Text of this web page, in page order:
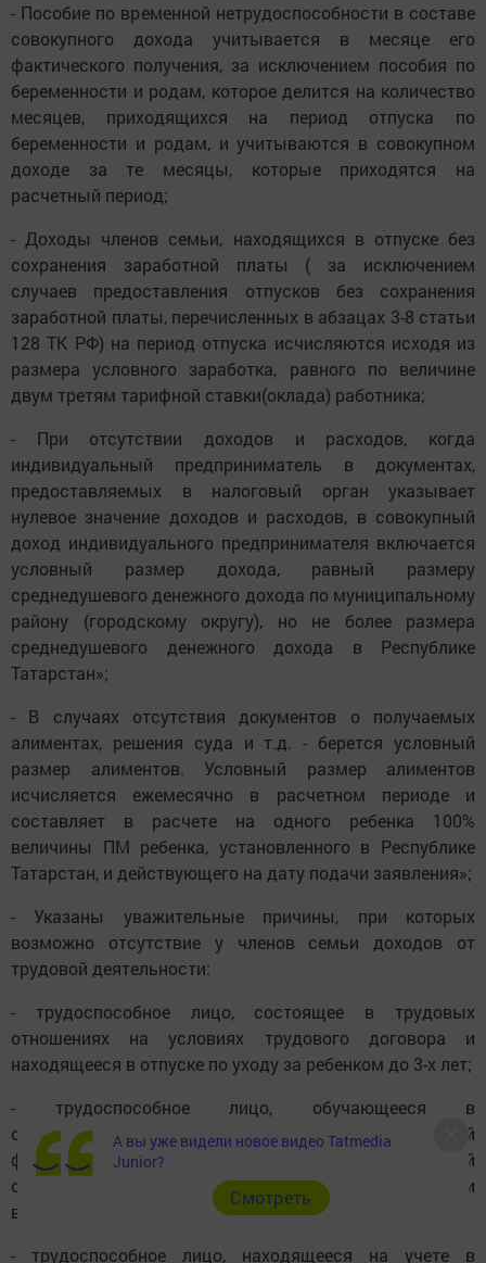
- Пособие по временной нетрудоспособности в составе
совокупного дохода учитывается в месяце его
фактического получения, за исключением пособия по
беременности и родам, которое делится на количество
месяцев, приходящихся на период отпуска по
беременности и родам, и учитываются в совокупном
доходе за те месяцы, которые приходятся на
расчетный период;
- Доходы членов семьи, находящихся в отпуске без
сохранения заработной платы ( за исключением
случаев предоставления отпусков без сохранения
заработной платы, перечисленных в абзацах 3-8 статьи
128 ТК РФ) на период отпуска исчисляются исходя из
размера условного заработка, равного по величине
двум третям тарифной ставки(оклада) работника;
- При отсутствии доходов и расходов, когда
индивидуальный предприниматель в документах,
предоставляемых в налоговый орган указывает
нулевое значение доходов и расходов, в совокупный
доход индивидуального предпринимателя включается
условный размер дохода, равный размеру
среднедушевого денежного дохода по муниципальному
району (городскому округу), но не более размера
среднедушевого денежного дохода в Республике
Татарстан»;
- В случаях отсутствия документов о получаемых
алиментах, решения суда и т.д. - берется условный
размер алиментов. Условный размер алиментов
исчисляется ежемесячно в расчетном периоде и
составляет в расчете на одного ребенка 100%
величины ПМ ребенка, установленного в Республике
Татарстан, и действующего на дату подачи заявления»;
- Указаны уважительные причины, при которых
возможно отсутствие у членов семьи доходов от
трудовой деятельности:
- трудоспособное лицо, состоящее в трудовых
отношениях на условиях трудового договора и
находящееся в отпуске по уходу за ребенком до 3-х лет;
- трудоспособное лицо, обучающееся в
общеобразовательной организации либо по очной
форме в профессиональной образовательной
организации или образовательной организации
высшего образования;
- трудоспособное лицо, находящееся на учете в
А вы уже видели новое видео Tatmedia
Junior?
Cмотреть